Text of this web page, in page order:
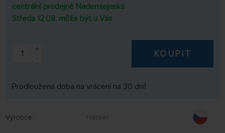
centrální prodejně Nademlejnská
Středa 12.08. může být u Vás
+
-
KOUPIT
Prodloužená doba na vrácení na 30 dní!
Výrobce: Hacker